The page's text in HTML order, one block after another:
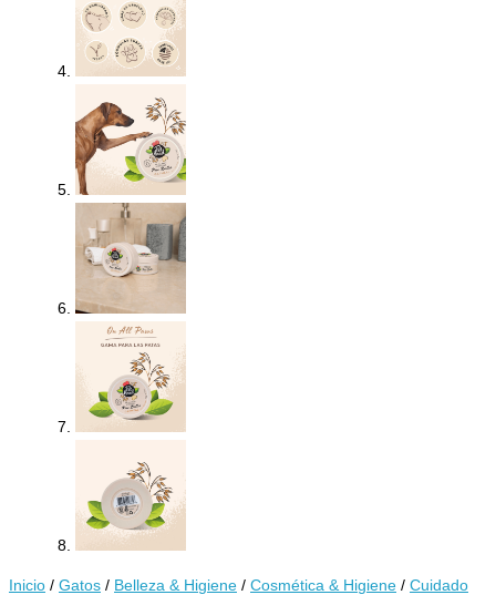
Inicio / Gatos / Belleza & Higiene / Cosmética & Higiene / Cuidado